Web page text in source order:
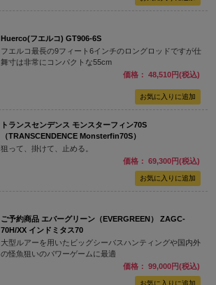
Huerco(フエルコ) GT906-6S
フエルコ最長の9フィート6インチのロングロッドですが仕
舞寸は非常にコンパクトな55cm
価格： 48,510円(税込)
トランスセンデンス モンスターフィン70S
（TRANSCENDENCE Monsterfin70S）
狙って、掛けて、止める。
価格： 69,300円(税込)
ご予約商品 エバーグリーン（EVERGREEN） ZAGC-
70H/XX インドミタス70
大型ルアーを用いたビッグシーバスハンティングや国内外
の怪魚狙いのパワーゲームに最適
価格： 99,000円(税込)